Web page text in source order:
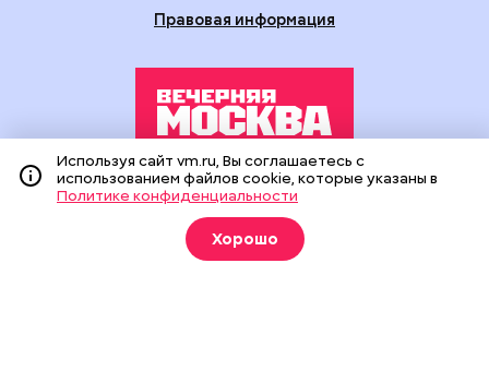
Правовая информация
Издание создано при финансовой поддержке Департамента
средств массовой информации и рекламы города Москвы.
На сайте применяются рекомендательные технологии
(информационные технологии предоставления информации
на основе сбора, систематизации и анализа сведений,
Используя сайт vm.ru, Вы соглашаетесь с
использованием файлов cookie, которые указаны в
Политике конфиденциальности
Хорошо